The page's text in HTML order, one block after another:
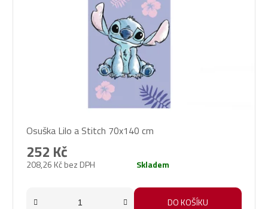
Osuška Lilo a Stitch 70x140 cm
208,26 Kč bez DPH
252 Kč
Skladem
DO KOŠÍKU